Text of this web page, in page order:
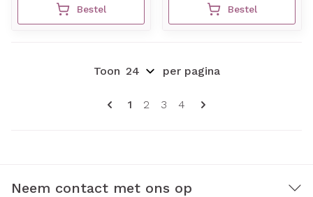
Bestel Bestel
Pagina's
U lees momenteel pagina
1 Pagina
2 Pagina
3 Pagina
4
Toon per pagina
Neem contact met ons op